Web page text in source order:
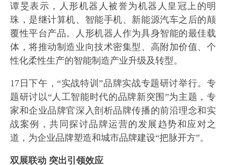
谭旻表示，人形机器人被誉为机器人皇冠上的明
珠，是继计算机、智能手机、新能源汽车之后的颠
覆性平台产品。人形机器人作为具身智能的最佳载
体，将推动制造业向技术密集型、高附加价值、个
性化柔性生产的智能制造产业升级及转型。
17日下午，“实战特训”品牌实战专题研讨举行。专
题研讨以“人工智能时代的品牌新突围”为主题，专
家和企业品牌官深入剖析品牌传播的前沿理念和实
战案例，共同探讨品牌运营的发展趋势和应对之
道，为企业品牌塑造和城市品牌建设“把脉开方”。
双展联动 突出引领效应